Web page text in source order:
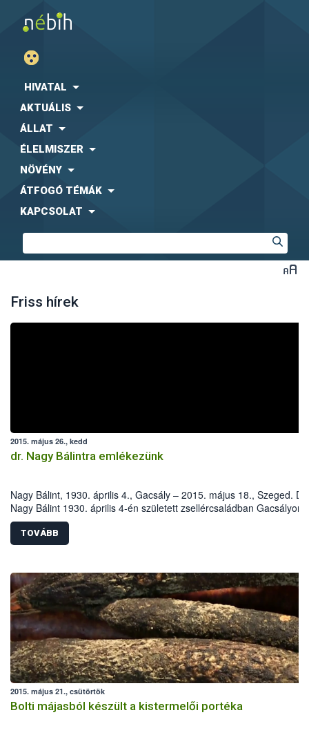
HIVATAL
AKTUÁLIS
ÁLLAT
ÉLELMISZER
NÖVÉNY
ÁTFOGÓ TÉMÁK
KAPCSOLAT
Friss hírek
2015. május 26., kedd
dr. Nagy Bálintra emlékezünk
Nagy Bálint, 1930. április 4., Gacsály – 2015. május 18., Szeged. Dr.
Nagy Bálint 1930. április 4-én született zsellércsaládban Gacsályon.
Iskoláit szülőfalujában, majd az Eszterházy Kertészeti
később a harkovi (Szovjetunió) Dokucsájev Mezőgazdasági
Növényvédelmi Fakultásán végezte.
TOVÁBB
2015. május 21., csütörtök
Bolti májasból készült a kistermelői portéka